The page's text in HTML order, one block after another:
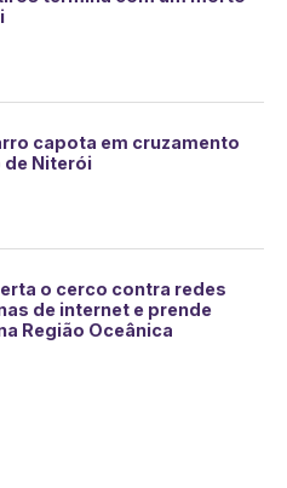
capota em cruzamento
de Niterói
o cerco contra redes
de internet e prende
Região Oceânica